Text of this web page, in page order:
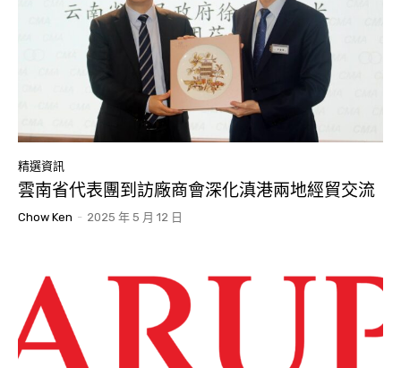
精選資訊
雲南省代表團到訪廠商會深化滇港兩地經貿交流
Chow Ken - 2025 年 5 月 12 日